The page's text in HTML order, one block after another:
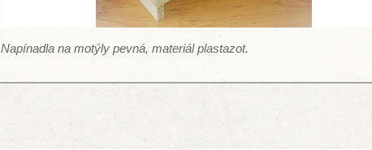
Napínadla na motýly pevná, materiál plastazot.